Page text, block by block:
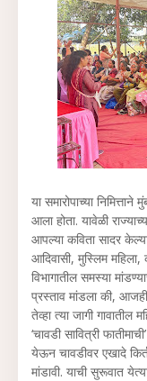
या समारोपाच्या
आला होता. यावेळी
आपल्या कविता सादर
आदिवासी, मुस्लिम
विभागातील समस्या
प्रस्ताव मांडला की,
तेव्हा त्या जागी
‘चावडी सावित्री
येऊन चावडीवर एखादे
मांडावी. याची सुरूवात